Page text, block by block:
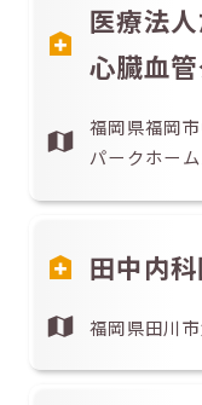
医療法
心臓血
福岡県福岡
パークホー
田中内
福岡県田川